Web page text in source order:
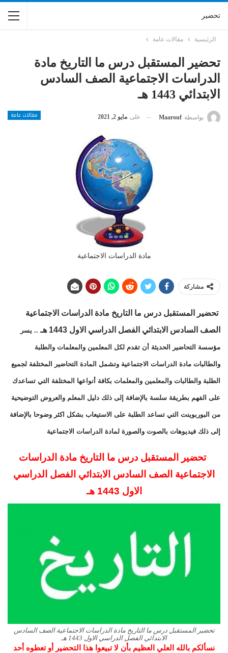
تحضير
الرئيسية مقالات عامة
تحضير المستقبل درس ما التاريخ مادة
الدراسات الاجتماعية الصف السادس
الابتدائي 1443 هـ
مقالات عامة بواسطة Maarouf على مايو 2, 2021
مادة الدراسات الاجتماعية
مشاركة
تحضير المستقبل درس ما التاريخ مادة الدراسات الاجتماعية
الصف السادس الابتدائي الفصل الدراسي الاول 1443 هـ .. يسر
مؤسسة التحاضير الحديثة أن تقدم لكل المعلمين والمعلمات والطلبة
والطالبات مادة الدراسات الاجتماعية وتشمل المادة التحاضير المختلفة لجميع
الطلبة والطالبات والمعلمين والمعلمات بكافة أنواعها المختلفة التي تساعدك
على الفهم بطريقة سلسة بالإضافة إلى ذلك دليل المعلم والعروض التوضيحية
من البوربوينت التي تساعد الطلبة على الاستيعاب بشكل اكثر وضوحا بالإضافة
إلى ذلك فيديوهات بالصوت والصورة لمادة الدراسات الاجتماعية
تحضير المستقبل درس ما التاريخ مادة الدراسات
الاجتماعية الصف السادس الابتدائي الفصل الدراسي
الاول 1443 هـ
تحضير المستقبل درس ما التاريخ مادة الدراسات الاجتماعية الصف السادس
الابتدائي الفصل الدراسي الاول 1443 هـ
نسألكم بالله العلي العظيم بأن لا تبيعوا هذا التحضير أو تعطوه أحد